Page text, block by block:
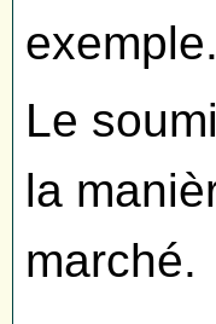
exemple.
Le
la
marché.